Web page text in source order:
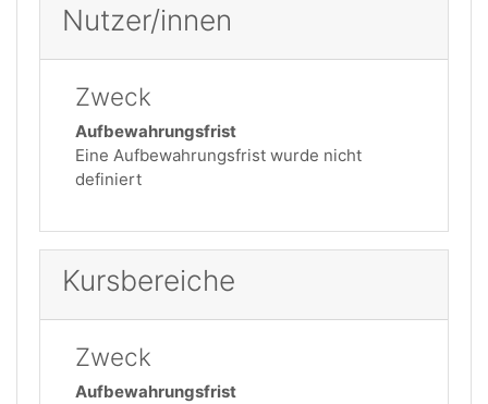
Nutzer/innen
Zweck
Aufbewahrungsfrist
Eine Aufbewahrungsfrist wurde nicht
definiert
Kursbereiche
Zweck
Aufbewahrungsfrist